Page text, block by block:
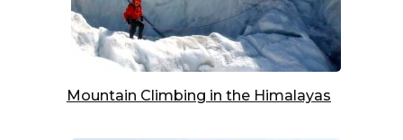
Mountain Climbing in the Himalayas